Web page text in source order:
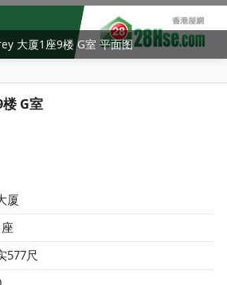
大厦1座9楼 G室 平面图
G室
厦
577尺